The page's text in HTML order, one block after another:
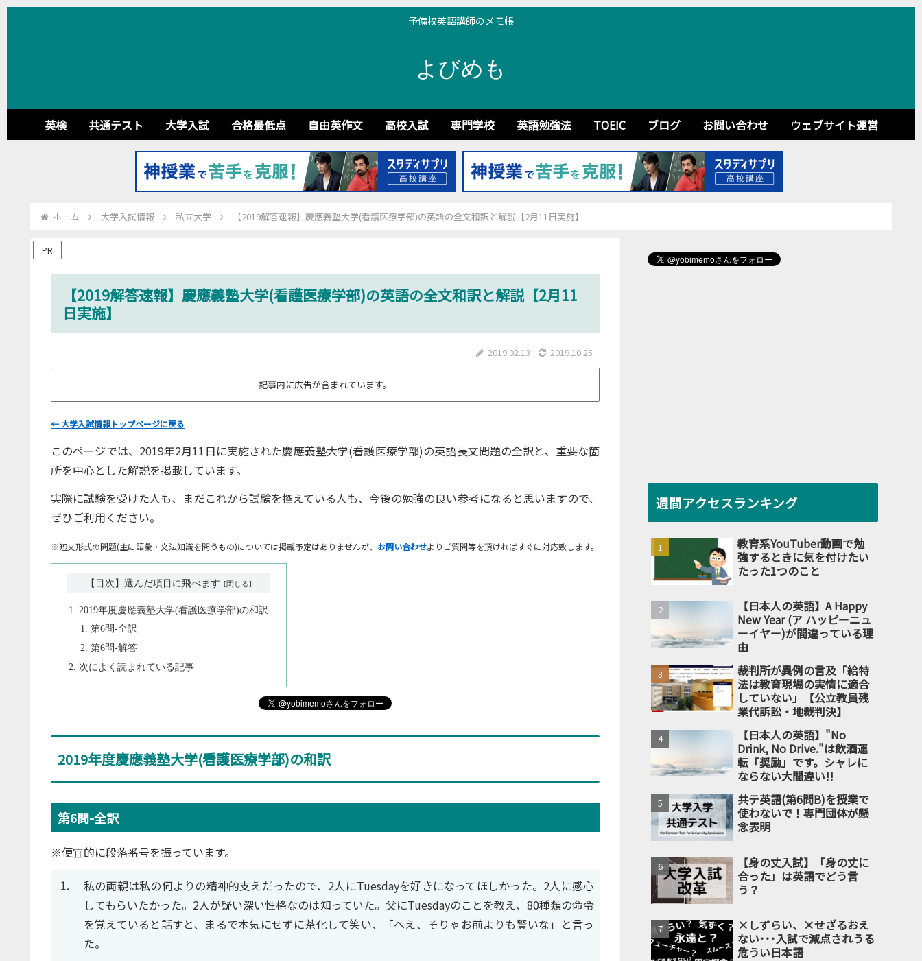
予備校英語講師のメモ帳
よびめも
英検 共通テスト 大学入試 合格最低点 自由英作文 高校入試 専門学校 英語勉強法 TOEIC ブログ お問い合わせ ウェブサイト運営
ホーム 大学入試情報 私立大学 【2019解答速報】慶應義塾大学(看護医療学部)の英語の全文和訳と解説【2月11日実施】
PR
【2019解答速報】慶應義塾大学(看護医療学部)の英語の全文和訳と解説【2月11
日実施】
2019.02.13 2019.10.25
記事内に広告が含まれています。
← 大学入試情報トップページに戻る
このページでは、2019年2月11日に実施された慶應義塾大学(看護医療学部)の英語長文問題の全訳と、重要な箇
所を中心とした解説を掲載しています。
実際に試験を受けた人も、まだこれから試験を控えている人も、今後の勉強の良い参考になると思いますので、
ぜひご利用ください。
※短文形式の問題(主に語彙・文法知識を問うもの)については掲載予定はありませんが、 お問い合わせよりご質問等を頂ければすぐに対応致します。
【目次】選んだ項目に飛べます
2019年度慶應義塾大学(看護医療学部)の和訳
第6問-全訳
第6問-解答
次によく読まれている記事
2019年度慶應義塾大学(看護医療学部)の和訳
第6問-全訳
※便宜的に段落番号を振っています。
1.
私の両親は私の何よりの精神的支えだったので、2人にTuesdayを好きになってほしかった。2人に感心
してもらいたかった。2人が疑い深い性格なのは知っていた。父にTuesdayのことを教え、80種類の命令
を覚えていると話すと、まるで本気にせずに茶化して笑い、「へえ、そりゃお前よりも賢いな」と言っ
た。
週間アクセスランキング
教育系YouTuber動画で勉
強するときに気を付けたい
たった1つのこと
【日本人の英語】A Happy
New Year (ア ハッピーニュ
ーイヤー)が間違っている理
由
裁判所が異例の言及「給特
法は教育現場の実情に適合
していない」【公立教員残
業代訴訟・地裁判決】
【日本人の英語】"No
Drink, No Drive."は飲酒運
転「奨励」です。シャレに
ならない大間違い!!
共テ英語(第6問B)を授業で
使わないで！専門団体が懸
念表明
【身の丈入試】「身の丈に
合った」は英語でどう言
う？
×しずらい、×せざるおえ
ない･･･入試で減点されうる
危うい日本語